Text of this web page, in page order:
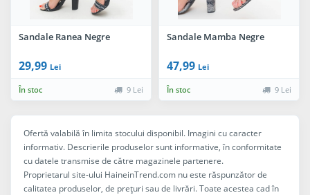
Sandale Ranea Negre
29,99 Lei
În stoc 9 Lei
Sandale Mamba Negre
47,99 Lei
În stoc 9 Lei
Ofertă valabilă în limita stocului disponibil. Imagini cu caracter
informativ. Descrierile produselor sunt informative, în conformitate
cu datele transmise de către magazinele partenere.
Proprietarul site-ului HaineinTrend.com nu este răspunzător de
calitatea produselor, de preţuri sau de livrări. Toate acestea cad în